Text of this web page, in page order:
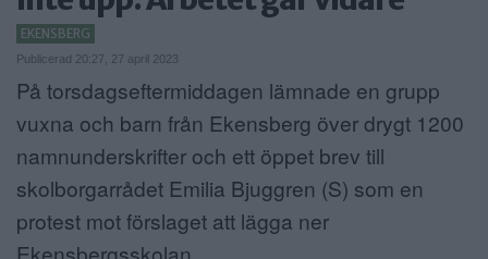
ANNONSERA
NÄRINGSLIV
MER
EKENSBERG
Publicerad 20:27, 27 april 2023
På torsdagseftermiddagen lämnade en grupp
vuxna och barn från Ekensberg över drygt 1200
namnunderskrifter och ett öppet brev till
skolborgarrådet Emilia Bjuggren (S) som en
protest mot förslaget att lägga ner
Ekensbergsskolan.